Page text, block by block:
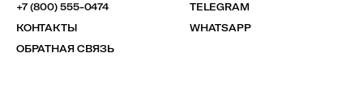
+7 (800) 555-0474
КОНТАКТЫ
ОБРАТНАЯ СВЯЗЬ
TELEGRAM
WHATSAPP